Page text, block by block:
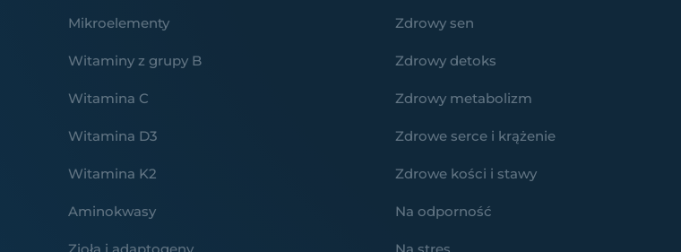
Mikroelementy
Witaminy z grupy B
Witamina C
Witamina D3
Witamina K2
Aminokwasy
Zdrowy sen
Zdrowy detoks
Zdrowy metabolizm
Zdrowe serce i krążenie
Zdrowe kości i stawy
Na odporność